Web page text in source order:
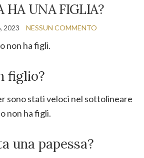
HA UNA FIGLIA?
2023 NESSUN COMMENTO
non ha figli.
figlio?
sono stati veloci nel sottolineare
non ha figli.
una papessa?